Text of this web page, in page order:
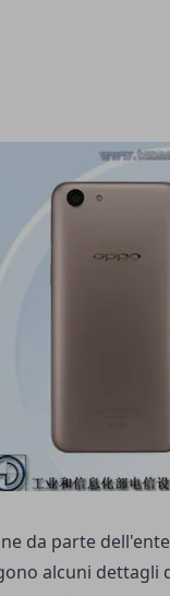
da parte
alcuni dettagli